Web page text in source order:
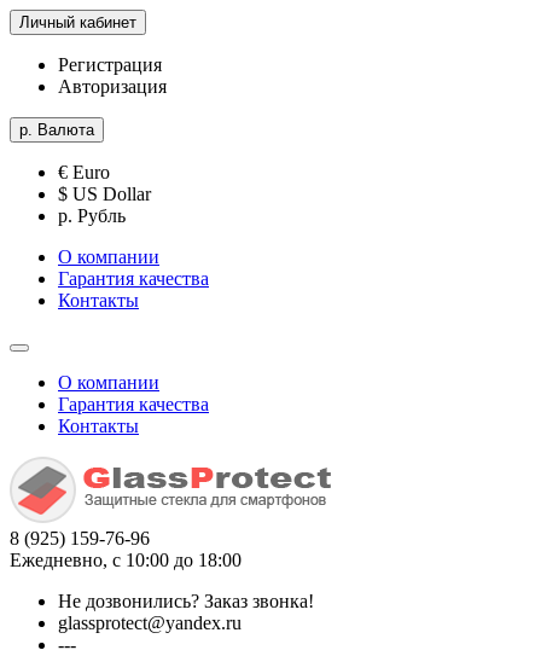
Личный кабинет
Регистрация
Авторизация
р. Валюта
€ Euro
$ US Dollar
р. Рубль
О компании
Гарантия качества
Контакты
О компании
Гарантия качества
Контакты
8 (925) 159-76-96
Ежедневно, с 10:00 до 18:00
Не дозвонились? Заказ звонка!
glassprotect@yandex.ru
---